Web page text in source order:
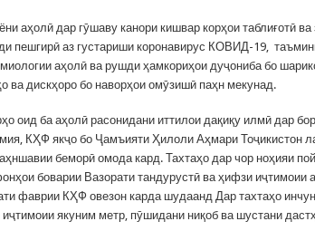
аҳолӣ дар гӯшаву канори кишвар корҳои таблиғотӣ
пешгирӣ аз густариши коронавирус КОВИД-19,
аҳолӣ ва рушди ҳамкориҳои дуҷониба бо
ва дискҳоро бо наворҳои омӯзишӣ паҳн мекунад.
оид ба аҳолӣ расонидани иттилои дақиқу илмӣ дар
КҲФ якҷо бо Ҷамъияти Ҳилоли Аҳмари Тоҷикистон
беморӣ омода кард. Тахтаҳо дар чор ноҳияи
боварии Вазорати тандурустӣ ва ҳифзи иҷтимоии
фаврии КҲФ овезон карда шудаанд Дар тахтаҳо
якуним метр, пӯшидани ниқоб ва шустани